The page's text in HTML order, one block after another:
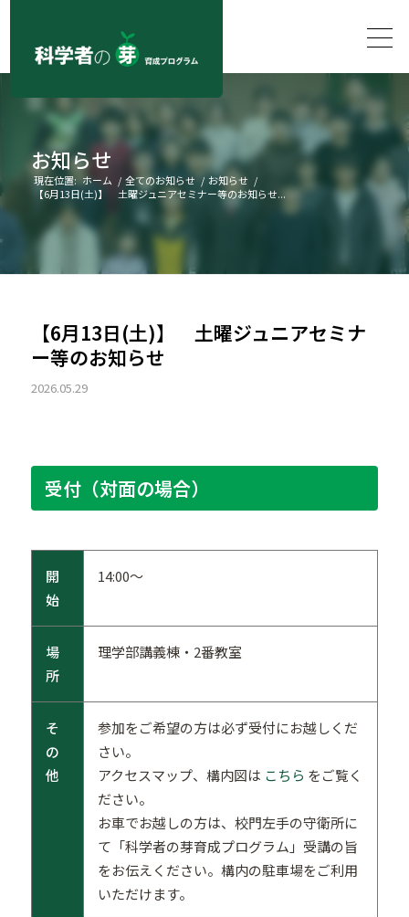
お知らせ
現在位置: ホーム / 全てのお知らせ / お知らせ /
【6月13日(土)】 土曜ジュニアセミナー等のお知らせ...
【6月13日(土)】 土曜ジュニアセミナ
ー等のお知らせ
2026.05.29
受付（対面の場合）
開
始
14:00～
場
所
理学部講義棟・2番教室
そ
の
他
参加をご希望の方は必ず受付にお越しくだ
さい。
アクセスマップ、構内図は こちら をご覧く
ださい。
お車でお越しの方は、校門左手の守衛所に
て「科学者の芽育成プログラム」受講の旨
をお伝えください。構内の駐車場をご利用
いただけます。